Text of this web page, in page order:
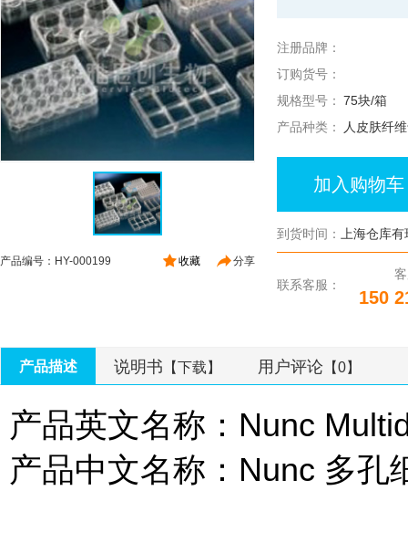
分享
收藏
产品编号：HY-000199
注册品牌：
订购货号：
规格型号： 75块/箱
产品种类：
人皮肤纤
加入购物车
到货时间： 上海仓库
联系客服：
150
产品描述 说明书 【下载】 用户评论 【0】
产品英文名称：Nunc
产品中文名称：Nunc 多孔